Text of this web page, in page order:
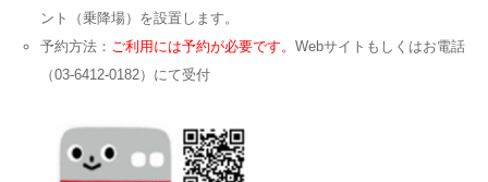
ント（乗降場）を設置します。
予約方法： ご利用には予約が必要です。 Webサイトもしくはお電話
（03-6412-0182）にて受付